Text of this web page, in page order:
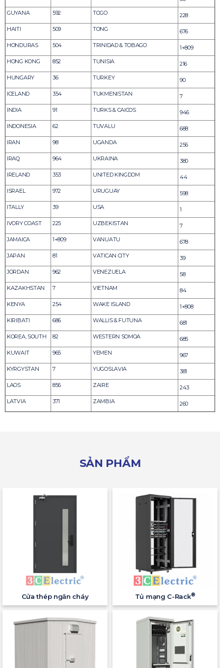
GUYANA
592 TOGO
228
HAITI
509 TONG
676
HONDURAS
504 TRINIDAD & TOBAGO
1+809
HONG KONG
852 TUNISIA
216
HUNGARY
36 TURKEY
90
ICELAND
354 TUKMENISTAN
7
INDIA
91 TURKS & CAICOS
946
INDONESIA
62 TUVALU
688
IRAN
98 UGANDA
256
IRAQ
964 UKRAINA
380
IRELAND
353 UNITED KINGDOM
44
ISRAEL
972 URUGUAY
598
ITALLY
39 USA
1
IVORY COAST
225 UZBEKISTAN
7
JAMAICA
1+809 VANUATU
678
JAPAN
81 VATICAN CITY
39
JORDAN
962 VENEZUELA
58
KAZAKHSTAN
7 VIETNAM
84
KENYA
254 WAKE ISLAND
1+808
KIRIBATI
686 WALLIS & FUTUNA
681
KOREA, SOUTH
82 WESTERN SOMOA
685
KUWAIT
965 YEMEN
967
KYRGYSTAN
7 YUGOSLAVIA
381
LAOS
856 ZAIRE
243
LATVIA
371 ZAMBIA 260
SẢN PHẨM
Cửa thép ngăn cháy Tủ mạng C-Rack®